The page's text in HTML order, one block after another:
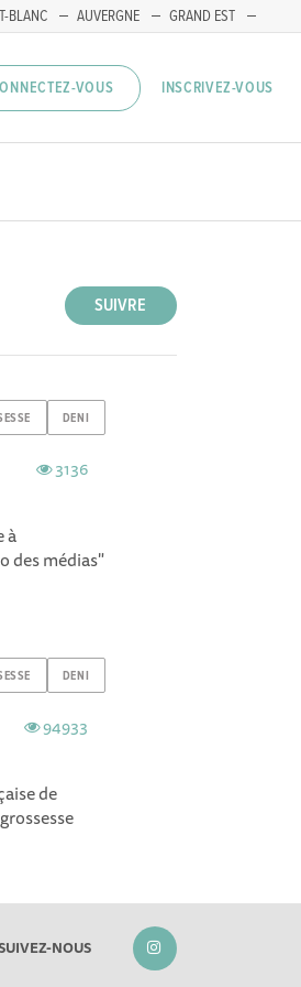
BLANC AUVERGNE
GRAND EST
VOUS INSCRIVEZ-VOUS
SUIVRE
DENI
3136
à
des médias"
DENI
94933
de
NOUS